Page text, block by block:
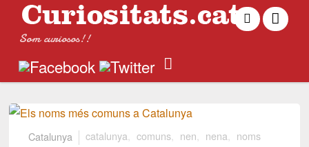
Som curiosos!!
Catalunya catalunya comuns nen nena noms